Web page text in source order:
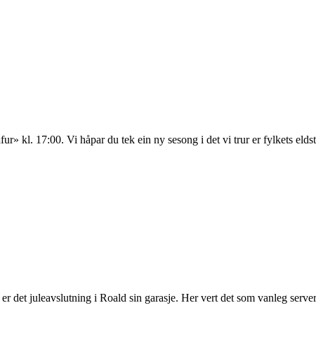
kl. 17:00. Vi håpar du tek ein ny sesong i det vi trur er fylkets
det juleavslutning i Roald sin garasje. Her vert det som vanleg